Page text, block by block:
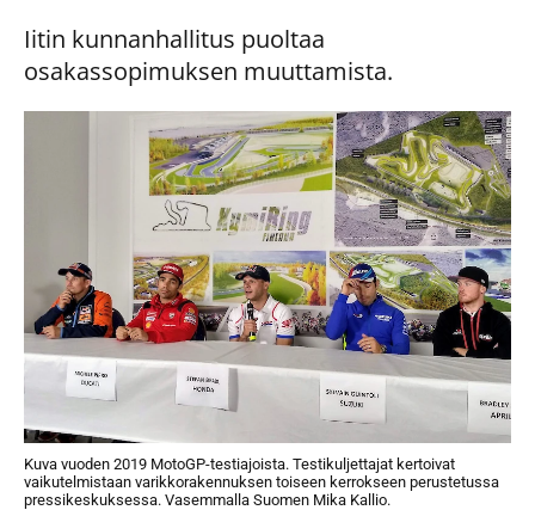
Iitin kunnanhallitus puoltaa
osakassopimuksen muuttamista.
Kuva vuoden 2019 MotoGP-testiajoista. Testikuljettajat kertoivat
vaikutelmistaan varikkorakennuksen toiseen kerrokseen perustetussa
pressikeskuksessa. Vasemmalla Suomen Mika Kallio.